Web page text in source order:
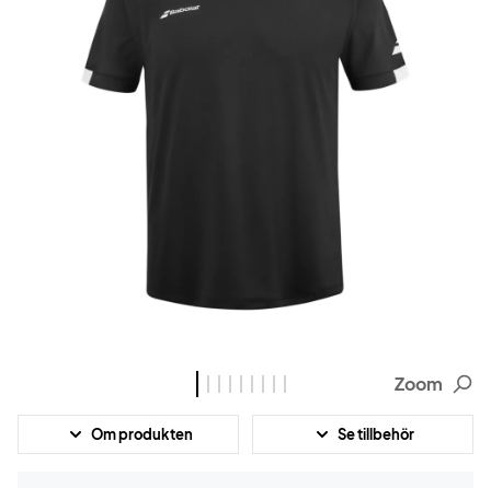
Zoom
Om produkten Se tillbehör